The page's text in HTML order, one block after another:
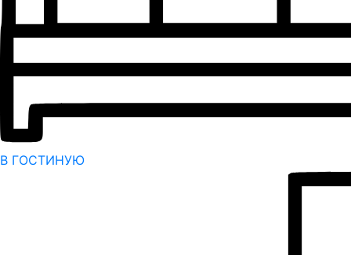
В ГОСТИНУЮ